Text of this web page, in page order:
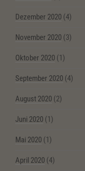
Dezember 2020 (4)
November 2020 (3)
Oktober 2020 (1)
September 2020 (4)
August 2020 (2)
Juni 2020 (1)
Mai 2020 (1)
April 2020 (4)